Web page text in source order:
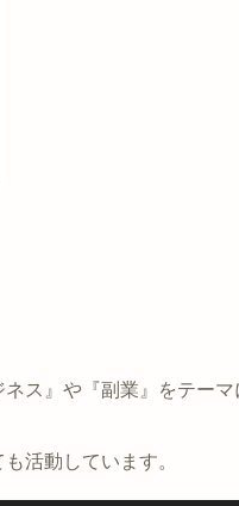
ス』や『副業』をテーマ
活動しています。